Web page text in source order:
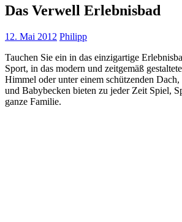
Das Verwell Erlebnisbad
12. Mai 2012 Philipp
Tauchen Sie ein in das einzigartige
Sport, in das modern und zeitgemäß
Himmel oder unter einem schützenden
und Babybecken bieten zu jeder Zeit Spiel,
ganze Familie.